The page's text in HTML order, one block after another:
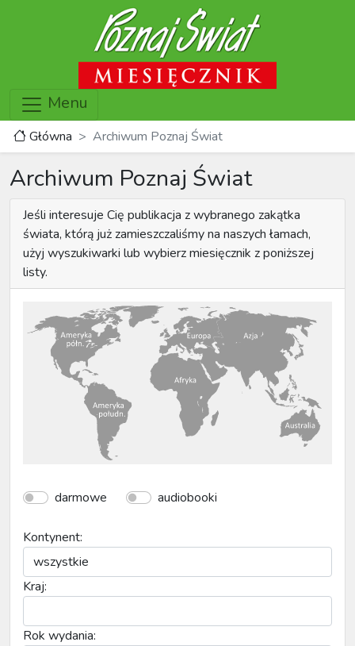
Menu
Główna Archiwum Poznaj Świat
Archiwum Poznaj Świat
Jeśli interesuje Cię publikacja z wybranego zakątka
świata, którą już zamieszczaliśmy na naszych łamach,
użyj wyszukiwarki lub wybierz miesięcznik z poniższej
listy.
darmowe audiobooki
Kontynent:
Kraj:
Rok wydania: